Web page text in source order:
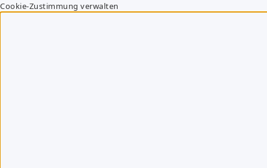
Cookie-Zustimmung verwalten